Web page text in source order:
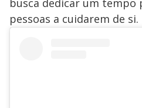
busca dedicar um
pessoas a cuidarem de si.